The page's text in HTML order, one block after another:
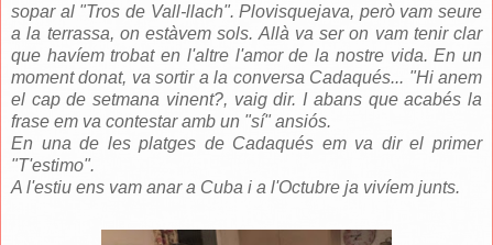
sopar al "Tros de Vall-llach". Plovisquejava, però vam seure
a la terrassa, on estàvem sols. Allà va ser on vam tenir clar
que havíem trobat en l'altre l'amor de la nostre vida. En un
moment donat, va sortir a la conversa Cadaqués... "Hi anem
el cap de setmana vinent?, vaig dir. I abans que acabés la
frase em va contestar amb un "sí" ansiós.
En una de les platges de Cadaqués em va dir el primer
"T'estimo".
A l'estiu ens vam anar a Cuba i a l'Octubre ja vivíem junts.